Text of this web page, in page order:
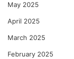
May 2025
April 2025
March 2025
February 2025